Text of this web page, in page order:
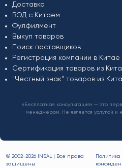
Доставка
ВЭД с Китаем
Фулфилмент
Выкуп товаров
Поиск поставщиков
Регистрация компании в Китае
Сертификация товаров из
"Честный знак" товаров из
«Бесплатная консультация» — это
менеджером. Не является услугой и
© 2002-2026 INSAL | Все права
защищены
Политика